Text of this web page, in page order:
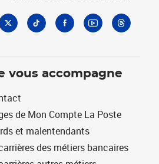
vous accompagne
de Mon Compte La Poste
et malentendants
des métiers bancaires